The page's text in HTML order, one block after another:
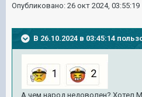
Опубликовано: 26 окт 2024, 03:55:19
В 26.10.2024 в 03:45:14
А чем народ недоволен? Хотел